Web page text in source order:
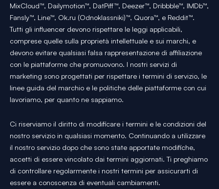
MixCloud™, Dailymotion™, DatPiff™, Deezer™, Dribbble™, IMDb™,
Fansly™, Line™, Ok.ru (Odnoklassniki)™, Quora™, e Reddit™.
Tutti gli influencer devono rispettare le leggi applicabili,
comprese quelle sulla proprietà intellettuale e sui marchi, e
devono evitare qualsiasi falsa rappresentazione di affiliazione
con le piattaforme che promuovono. I nostri servizi di
marketing sono progettati per rispettare i termini di servizio, le
linee guida del marchio e le politiche delle piattaforme con cui
lavoriamo, per quanto ne sappiamo.
Ci riserviamo il diritto di modificare i termini e le condizioni del
nostro servizio in qualsiasi momento. Continuando a utilizzare
il nostro servizio dopo che sono state apportate modifiche,
accetti di essere vincolato dai termini aggiornati. Ti preghiamo
di controllare regolarmente i nostri termini per assicurarti di
essere a conoscenza di eventuali cambiamenti.